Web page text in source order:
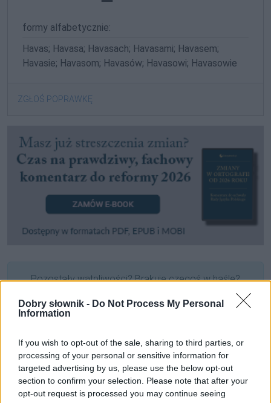
Dobry słownik - Do Not Process My Personal
Information
If you wish to opt-out of the sale, sharing to third parties, or
processing of your personal or sensitive information for
targeted advertising by us, please use the below opt-out
section to confirm your selection. Please note that after your
opt-out request is processed you may continue seeing
formy alfabetycznie:
Havas; Havasa; Havasach; Havasami; Havasem;
Havasie; Havasom; Havasów; Havasowi; Havasowie
ZGŁOŚ POPRAWKĘ
Pozostały wątpliwości? Brakuje czegoś w haśle?
Często sprawdzane
O słowie ostrym jak sierp